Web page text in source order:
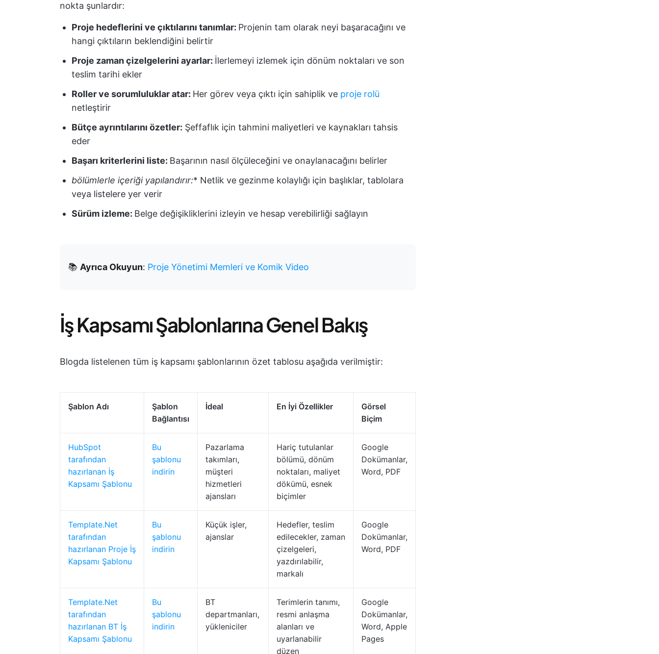
nokta şunlardır:
Proje hedeflerini ve çıktılarını tanımlar: Projenin tam olarak neyi başaracağını ve
hangi çıktıların beklendiğini belirtir
Proje zaman çizelgelerini ayarlar: İlerlemeyi izlemek için dönüm noktaları ve son
teslim tarihi ekler
Roller ve sorumluluklar atar: Her görev veya çıktı için sahiplik ve proje rolü
netleştirir
Bütçe ayrıntılarını özetler: Şeffaflık için tahmini maliyetleri ve kaynakları tahsis
eder
Başarı kriterlerini liste: Başarının nasıl ölçüleceğini ve onaylanacağını belirler
bölümlerle içeriği yapılandırır:* Netlik ve gezinme kolaylığı için başlıklar, tablolara
veya listelere yer verir
Sürüm izleme: Belge değişikliklerini izleyin ve hesap verebilirliği sağlayın
📚 Ayrıca Okuyun: Proje Yönetimi Memleri ve Komik Video
İş Kapsamı Şablonlarına Genel Bakış
Blogda listelenen tüm iş kapsamı şablonlarının özet tablosu aşağıda verilmiştir:
Şablon Adı
Şablon
Bağlantısı
İdeal En İyi Özellikler
Görsel
Biçim
HubSpot
tarafından
hazırlanan İş
Kapsamı Şablonu
Bu
şablonu
indirin
Pazarlama
takımları,
müşteri
hizmetleri
ajansları
Hariç tutulanlar
bölümü, dönüm
noktaları, maliyet
dökümü, esnek
biçimler
Google
Dokümanlar,
Word, PDF
Template.Net
tarafından
hazırlanan Proje İş
Kapsamı Şablonu
Bu
şablonu
indirin
Küçük işler,
ajanslar
Hedefler, teslim
edilecekler, zaman
çizelgeleri,
yazdırılabilir,
markalı
Google
Dokümanlar,
Word, PDF
Template.Net
tarafından
hazırlanan BT İş
Kapsamı Şablonu
Bu
şablonu
indirin
BT
departmanları,
yükleniciler
Terimlerin tanımı,
resmi anlaşma
alanları ve
uyarlanabilir
düzen
Google
Dokümanlar,
Word, Apple
Pages